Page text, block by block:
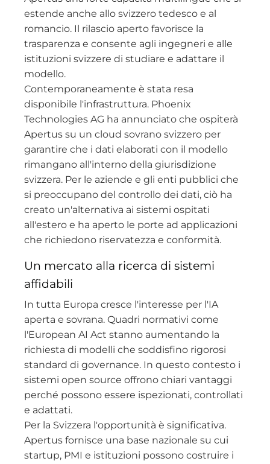
estende anche allo svizzero tedesco e al
romancio. Il rilascio aperto favorisce la
trasparenza e consente agli ingegneri e alle
istituzioni svizzere di studiare e adattare il
modello.
Contemporaneamente è stata resa
disponibile l'infrastruttura. Phoenix
Technologies AG ha annunciato che ospiterà
Apertus su un cloud sovrano svizzero per
garantire che i dati elaborati con il modello
rimangano all'interno della giurisdizione
svizzera. Per le aziende e gli enti pubblici che
si preoccupano del controllo dei dati, ciò ha
creato un'alternativa ai sistemi ospitati
all'estero e ha aperto le porte ad applicazioni
che richiedono riservatezza e conformità.
Un mercato alla ricerca di sistemi
affidabili
In tutta Europa cresce l'interesse per l'IA
aperta e sovrana. Quadri normativi come
l'European AI Act stanno aumentando la
richiesta di modelli che soddisfino rigorosi
standard di governance. In questo contesto i
sistemi open source offrono chiari vantaggi
perché possono essere ispezionati, controllati
e adattati.
Per la Svizzera l'opportunità è significativa.
Apertus fornisce una base nazionale su cui
startup, PMI e istituzioni possono costruire i